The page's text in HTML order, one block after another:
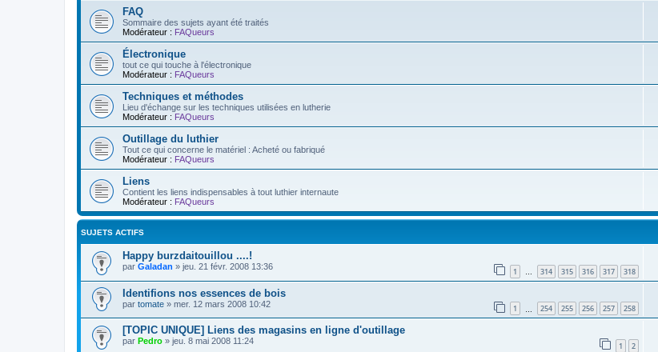
FAQ
Sommaire des sujets ayant été traités
Modérateur : FAQueurs
Électronique
tout ce qui touche à l'électronique
Modérateur : FAQueurs
Techniques et méthodes
Lieu d'échange sur les techniques utilisées en lutherie
Modérateur : FAQueurs
Outillage du luthier
Tout ce qui concerne le matériel : Acheté ou fabriqué
Modérateur : FAQueurs
Liens
Contient les liens indispensables à tout luthier internaute
Modérateur : FAQueurs
SUJETS ACTIFS
Happy burzdaitouillou ....!
par Galadan » jeu. 21 févr. 2008 13:36 1 … 314 315 316 317 318
Identifions nos essences de bois
par tomate » mer. 12 mars 2008 10:42 1 254 255 256 257 258
[TOPIC UNIQUE] Liens des magasins en ligne d'outillage
par Pedro » jeu. 8 mai 2008 11:24 1 2